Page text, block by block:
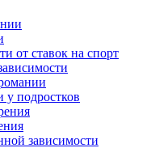
от ставок на спорт
у подростков
зависимости